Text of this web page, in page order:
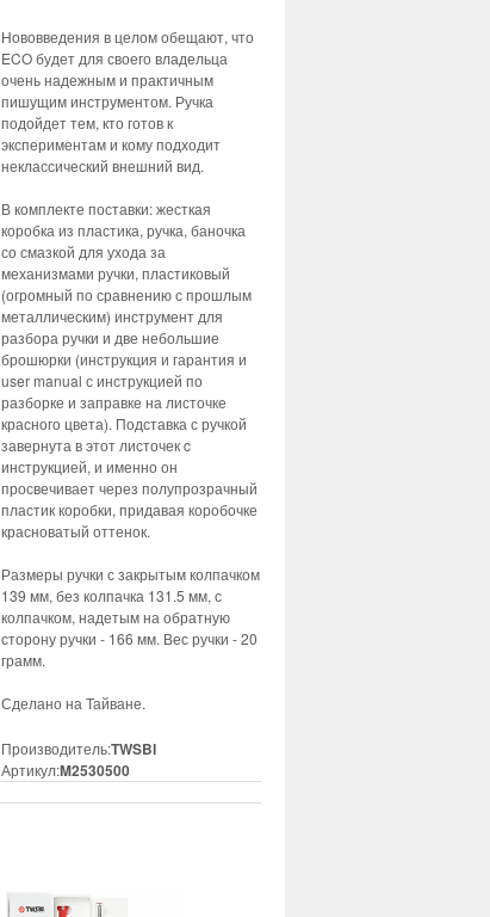
Нововведения в целом обещают, что
ECO будет для своего владельца
очень надежным и практичным
пишущим инструментом. Ручка
подойдет тем, кто готов к
экспериментам и кому подходит
неклассический внешний вид.
В комплекте поставки: жесткая
коробка из пластика, ручка, баночка
со смазкой для ухода за
механизмами ручки, пластиковый
(огромный по сравнению с прошлым
металлическим) инструмент для
разбора ручки и две небольшие
брошюрки (инструкция и гарантия и
user manual с инструкцией по
разборке и заправке на листочке
красного цвета). Подставка с ручкой
завернута в этот листочек c
инструкцией, и именно он
просвечивает через полупрозрачный
пластик коробки, придавая коробочке
красноватый оттенок.
Размеры ручки с закрытым колпачком
139 мм, без колпачка 131.5 мм, с
колпачком, надетым на обратную
сторону ручки - 166 мм. Вес ручки - 20
грамм.
Сделано на Тайване.
Производитель:TWSBI
Артикул:M2530500